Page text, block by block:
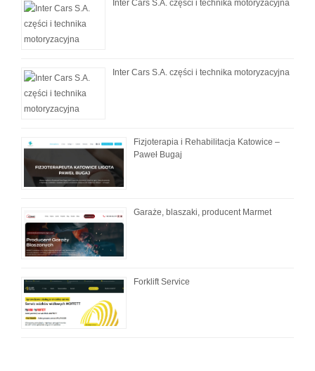
Inter Cars S.A. części i technika motoryzacyjna
Inter Cars S.A. części i technika motoryzacyjna
Fizjoterapia i Rehabilitacja Katowice –
Paweł Bugaj
Garaże, blaszaki, producent Marmet
Forklift Service